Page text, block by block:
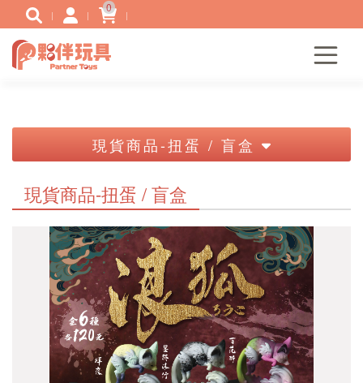
0
現貨商品-扭蛋 / 盲盒
現貨商品-扭蛋 / 盲盒